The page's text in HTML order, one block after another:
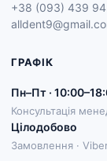
+38 (093) 439
ГРАФІК
Пн–Пт ·
Консультація
Цілодобово
Замовлення ·